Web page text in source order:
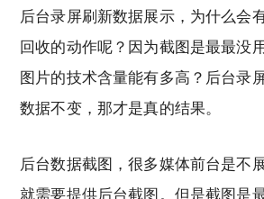
后台录屏刷新数据展示，为什么会
回收的动作呢？因为截图是最最没
图片的技术含量能有多高？后台录
数据不变，那才是真的结果。
后台数据截图，很多媒体前台是不
就需要提供后台截图。但是截图是